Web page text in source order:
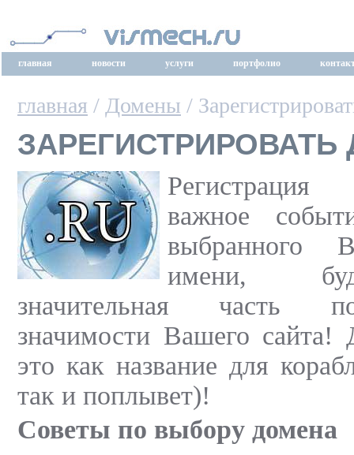
главная новости услуги портфолио
главная / Домены /
ЗАРЕГИСТРИРОВАТЬ
важное
выбранного
имени,
значительная часть
значимости Вашего сайта!
это как название для
так и поплывет)!
Советы по выбору домена